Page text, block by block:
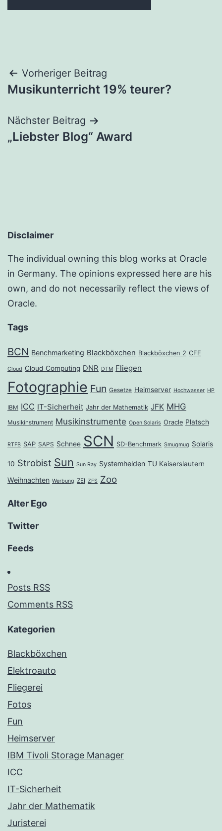
Beitragsnavigation
Vorheriger Beitrag
Musikunterricht 19% teurer?
Nächster Beitrag
„Liebster Blog“ Award
Disclaimer
The individual owning this blog works at Oracle
in Germany. The opinions expressed here are his
own, and do not necessarily reflect the views of
Oracle.
Tags
BCN Benchmarketing Blackböxchen Blackböxchen 2 CFE
Cloud Cloud Computing DNR DTM Fliegen
Fotographie Fun Gesetze Heimserver Hochwasser HP
IBM ICC IT-Sicherheit Jahr der Mathematik JFK MHG
Musikinstrument Musikinstrumente Open Solaris Oracle Platsch
RTFB SAP SAPS Schnee SCN SD-Benchmark Smugmug Solaris
10 Strobist Sun Sun Ray Systemhelden TU Kaiserslautern
Weihnachten Werbung ZEI ZFS Zoo
Alter Ego
Twitter
Feeds
Posts RSS
Comments RSS
Kategorien
Blackböxchen
Elektroauto
Fliegerei
Fotos
Fun
Heimserver
IBM Tivoli Storage Manager
ICC
IT-Sicherheit
Jahr der Mathematik
Juristerei